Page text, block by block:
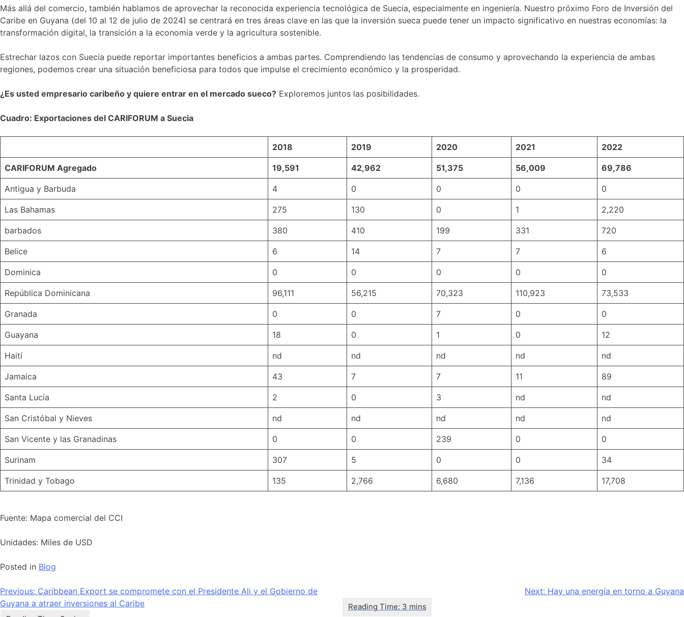
Más allá del comercio, también hablamos de aprovechar la reconocida experiencia tecnológica de Suecia, especialmente en ingeniería. Nuestro próximo Foro de Inversión del
Caribe en Guyana (del 10 al 12 de julio de 2024) se centrará en tres áreas clave en las que la inversión sueca puede tener un impacto significativo en nuestras economías: la
transformación digital, la transición a la economía verde y la agricultura sostenible.
Estrechar lazos con Suecia puede reportar importantes beneficios a ambas partes. Comprendiendo las tendencias de consumo y aprovechando la experiencia de ambas
regiones, podemos crear una situación beneficiosa para todos que impulse el crecimiento económico y la prosperidad.
¿Es usted empresario caribeño y quiere entrar en el mercado sueco? Exploremos juntos las posibilidades.
Cuadro: Exportaciones del CARIFORUM a Suecia
2018 2019 2020 2021 2022
CARIFORUM Agregado 19,591 42,962 51,375 56,009 69,786
Antigua y Barbuda 4 0 0 0 0
Las Bahamas 275 130 0 1 2,220
barbados 380 410 199 331 720
Belice 6 14 7 7 6
Dominica 0 0 0 0 0
República Dominicana 96,111 56,215 70,323 110,923 73,533
Granada 0 0 7 0 0
Guayana 18 0 1 0 12
Haití nd nd nd nd nd
Jamaica 43 7 7 11 89
Santa Lucía 2 0 3 nd nd
San Cristóbal y Nieves nd nd nd nd nd
San Vicente y las Granadinas 0 0 239 0 0
Surinam 307 5 0 0 34
Trinidad y Tobago 135 2,766 6,680 7,136 17,708
Fuente: Mapa comercial del CCI
Unidades: Miles de USD
Posted in Blog
Navegación
de
Previous: Caribbean Export se compromete con el Presidente Ali y el Gobierno de
Guyana a atraer inversiones al Caribe
Next: Hay una energía en torno a Guyana